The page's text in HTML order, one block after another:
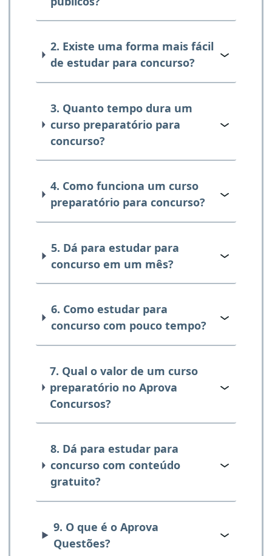
2. Existe uma forma mais fácil
de estudar para concurso?
3. Quanto tempo dura um
curso preparatório para
concurso?
4. Como funciona um curso
preparatório para concurso?
5. Dá para estudar para
concurso em um mês?
6. Como estudar para
concurso com pouco tempo?
7. Qual o valor de um curso
preparatório no Aprova
Concursos?
8. Dá para estudar para
concurso com conteúdo
gratuito?
9. O que é o Aprova
Questões?